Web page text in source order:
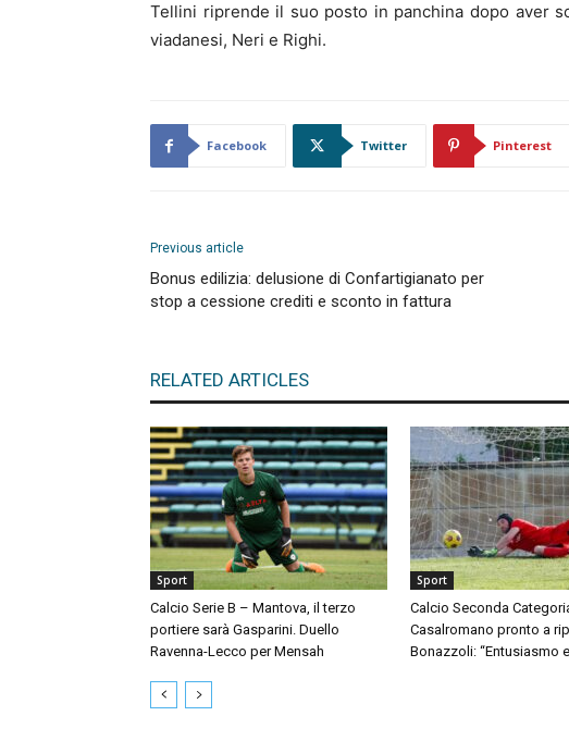
Tellini riprende il suo posto in panchina dopo aver
viadanesi, Neri e Righi.
Facebook Twitter Pinterest
Previous article
Bonus edilizia: delusione di Confartigianato per
stop a cessione crediti e sconto in fattura
RELATED ARTICLES
Sport
Calcio Serie B – Mantova, il terzo
portiere sarà Gasparini. Duello
Ravenna-Lecco per Mensah
Sport
Calcio Seconda
Casalromano pronto a
Bonazzoli: “Entusiasmo